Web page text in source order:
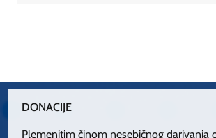
DONACIJE
Plemenitim činom nesebičnog darivanja